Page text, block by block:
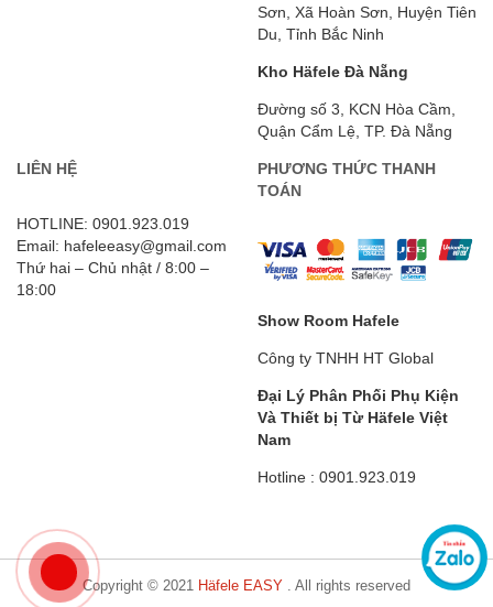
Sơn, Xã Hoàn Sơn, Huyện Tiên
Du, Tỉnh Bắc Ninh
Kho Häfele Đà Nẵng
Đường số 3, KCN Hòa Cầm,
Quận Cẩm Lệ, TP. Đà Nẵng
LIÊN HỆ
HOTLINE: 0901.923.019
Email: hafeleeasy@gmail.com
Thứ hai – Chủ nhật / 8:00 –
18:00
PHƯƠNG THỨC THANH
TOÁN
Show Room Hafele
Công ty TNHH HT Global
Đại Lý Phân Phối Phụ Kiện
Và Thiết bị Từ Häfele Việt
Nam
Hotline : 0901.923.019
Copyright © 2021 Häfele EASY . All rights reserved